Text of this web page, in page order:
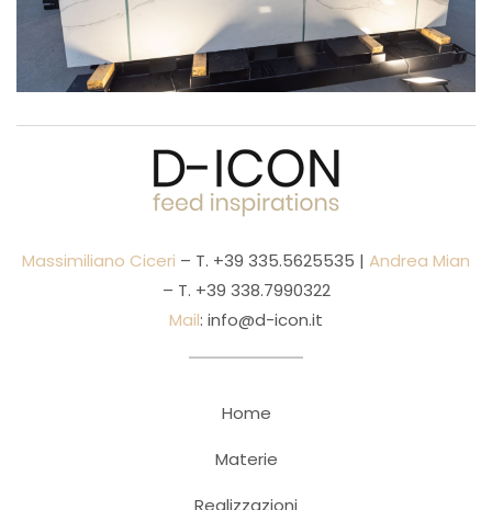
Massimiliano Ciceri – T. +39 335.5625535 | Andrea Mian
– T. +39 338.7990322
Mail: info@d-icon.it
Home
Materie
Realizzazioni